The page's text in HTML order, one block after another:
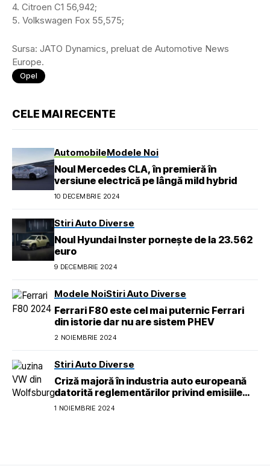
4. Citroen C1 56,942;
5. Volkswagen Fox 55,575;
Sursa: JATO Dynamics, preluat de Automotive News
Europe.
Opel
CELE MAI RECENTE
AutomobileModele Noi
Noul Mercedes CLA, în premieră în
versiune electrică pe lângă mild hybrid
10 DECEMBRIE 2024
Stiri Auto Diverse
Noul Hyundai Inster pornește de la 23.562
euro
9 DECEMBRIE 2024
Modele NoiStiri Auto Diverse
Ferrari F80 este cel mai puternic Ferrari
din istorie dar nu are sistem PHEV
2 NOIEMBRIE 2024
Stiri Auto Diverse
Criză majoră în industria auto europeană
datorită reglementărilor privind emisiile
pentru 2026
1 NOIEMBRIE 2024